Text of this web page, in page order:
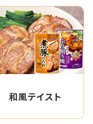
和風テイスト